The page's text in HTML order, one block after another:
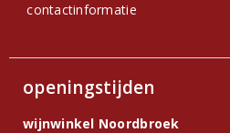
contactinformatie
openingstijden
wijnwinkel Noordbroek